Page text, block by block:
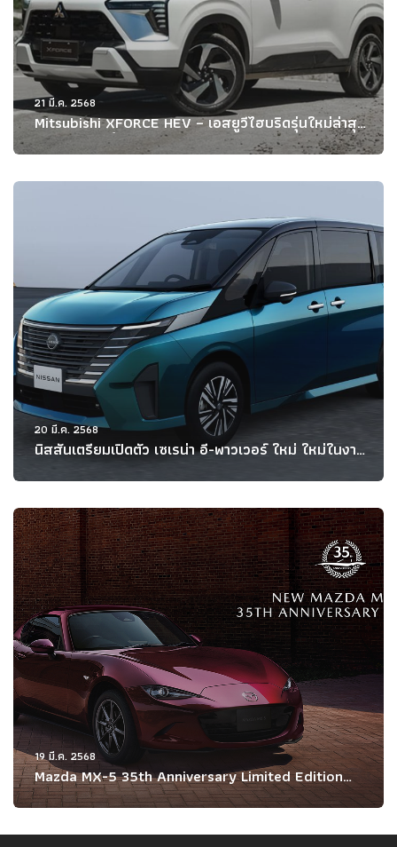
21 มี.ค. 2568
Mitsubishi XFORCE HEV – เอสยูวีไฮบริดรุ่นใหม่ล่าสุด
ที่ผสานความล้ำสมัยกับสมรรถนะอันทรงพลัง
20 มี.ค. 2568
นิสสันเตรียมเปิดตัว เซเรน่า อี-พาวเวอร์ ใหม่ ใหม่ในงาน
บางกอก อินเตอร์เนชั่นแนล มอเตอร์โชว์ ครั้งที่ 46
19 มี.ค. 2568
Mazda MX-5 35th Anniversary Limited Edition
ฉลอง 35 ปี โรดสเตอร์ระดับตำนาน